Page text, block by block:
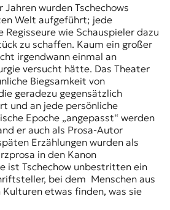
wurden Tschechows
Welt aufgeführt; jede
Regisseure wie Schauspieler dazu
zu schaffen. Kaum ein großer
irgendwann einmal an
versucht hätte. Das Theater
Biegsamkeit von
geradezu gegensätzlich
und an jede persönliche
Epoche „angepasst“ werden
er auch als Prosa-Autor
Erzählungen wurden als
in den Kanon
ist Tschechow unbestritten ein
bei dem Menschen aus
etwas finden, was sie